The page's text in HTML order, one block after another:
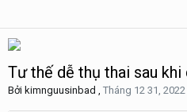
Tư thế dễ thụ thai sau khi
Bởi kimnguusinbad , Tháng 12 31, 2022